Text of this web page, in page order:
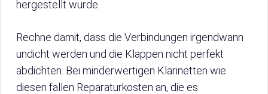
hergestellt wurde.
Rechne damit, dass die Verbindungen irgendwann
undicht werden und die Klappen nicht perfekt
abdichten. Bei minderwertigen Klarinetten wie
diesen fallen Reparaturkosten an, die es